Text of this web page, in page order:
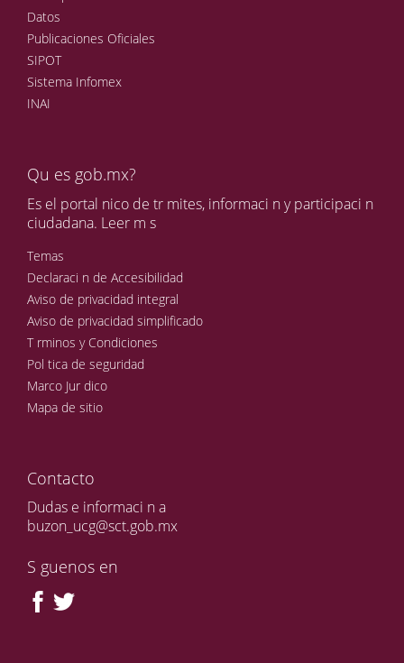
Datos
Publicaciones Oficiales
SIPOT
Sistema Infomex
INAI
Qu es gob.mx?
Es el portal nico de tr mites, informaci n y participaci n
ciudadana. Leer m s
Temas
Declaraci n de Accesibilidad
Aviso de privacidad integral
Aviso de privacidad simplificado
T rminos y Condiciones
Pol tica de seguridad
Marco Jur dico
Mapa de sitio
Contacto
Dudas e informaci n a
buzon_ucg@sct.gob.mx
S guenos en